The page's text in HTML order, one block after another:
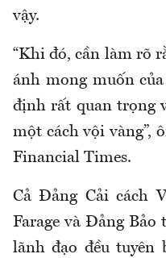
vậy.
“Khi đó, cần làm rõ
ánh mong muốn
định rất quan trọng
một cách vội vàng”,
Financial Times.
Cả Đảng Cải cách
Farage và Đảng Bảo
lãnh đạo đều tuyên